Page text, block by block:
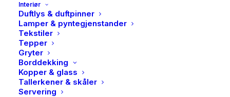
Interiør
Duftlys & duftpinner
Lamper & pyntegjenstander
Tekstiler
Tepper
Gryter
Borddekking
Kopper & glass
Tallerkener & skåler
Servering